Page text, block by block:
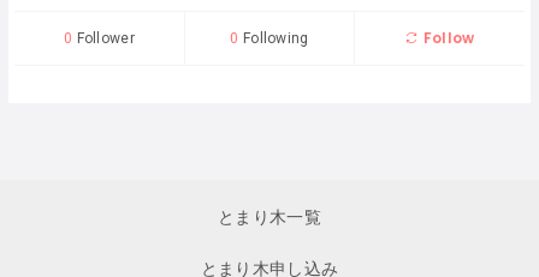
0 Follower 0 Following Follow
とまり木一覧
とまり木申し込み